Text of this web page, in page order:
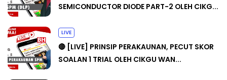
SEMICONDUCTOR DIODE PART-2 OLEH CIKG...
LIVE
🔴 [LIVE] PRINSIP PERAKAUNAN, PECUT SKOR
SOALAN 1 TRIAL OLEH CIKGU WAN...